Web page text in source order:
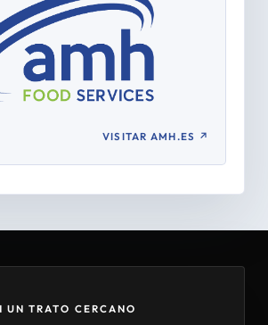
VISITAR AMH.ES ↗
UN TRATO CERCANO